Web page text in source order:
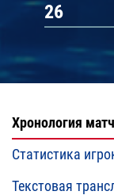
26
Хронология
Статистика
Текстовая